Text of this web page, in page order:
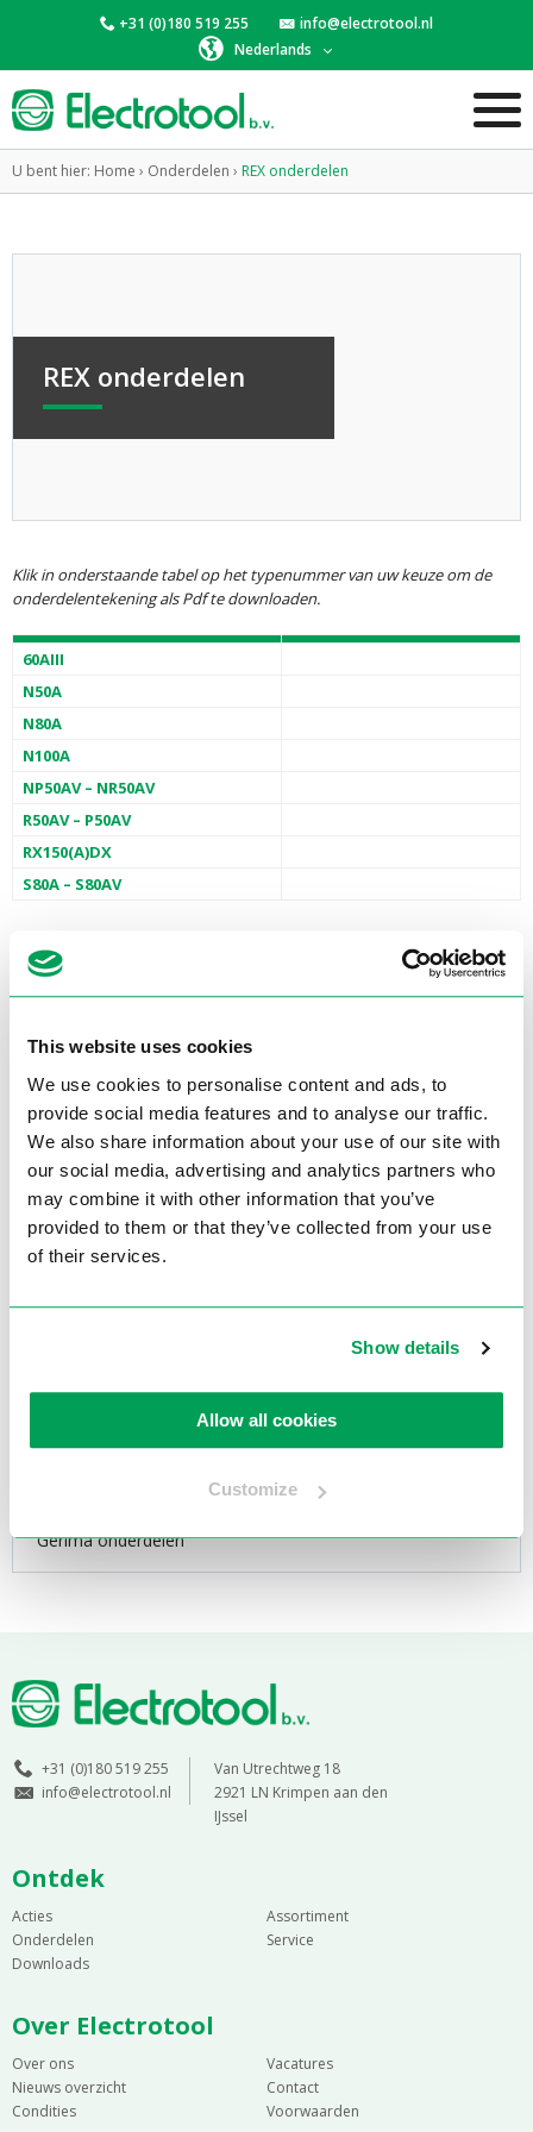
This website uses cookies
We use cookies to personalise content and ads, to
provide social media features and to analyse our traffic.
We also share information about your use of our site with
our social media, advertising and analytics partners who
may combine it with other information that you’ve
provided to them or that they’ve collected from your use
of their services.
Show details
Allow all cookies
Customize
+31 (0)180 519 255
info@electrotool.nl
Nederlands
U bent hier: Home › Onderdelen › REX onderdelen
REX onderdelen
Klik in onderstaande tabel op het typenummer van uw keuze om de
onderdelentekening als Pdf te downloaden.
60AIII
N50A
N80A
N100A
NP50AV – NR50AV
R50AV – P50AV
RX150(A)DX
S80A – S80AV
Hulp nodig bij uw keuze?
Stel uw vraag direct aan ons team. Wij staan voor u klaar.
Neem contact met ons op
Onderdelen
Wisent onderdelen
Thomas onderdelen en onderdelentekeningen – Electrotool
Gerima onderdelen
+31 (0)180 519 255
info@electrotool.nl
Van Utrechtweg 18
2921 LN Krimpen aan den
IJssel
Ontdek
Acties
Assortiment
Onderdelen
Service
Downloads
Over Electrotool
Over ons
Vacatures
Nieuws overzicht
Contact
Condities
Voorwaarden